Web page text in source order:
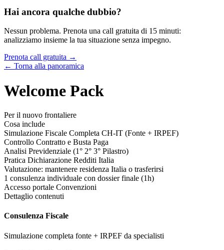
Hai ancora qualche dubbio?
Nessun problema. Prenota una call gratuita di 15 minuti:
analizziamo insieme la tua situazione senza impegno.
Prenota call gratuita →
← Torna alla panoramica
Welcome Pack
Per il nuovo frontaliere
Cosa include
Simulazione Fiscale Completa CH-IT (Fonte + IRPEF)
Controllo Contratto e Busta Paga
Analisi Previdenziale (1° 2° 3° Pilastro)
Pratica Dichiarazione Redditi Italia
Valutazione: mantenere residenza Italia o trasferirsi
1 consulenza individuale con dossier finale (1h)
Accesso portale Convenzioni
Dettaglio contenuti
Consulenza Fiscale
Simulazione completa fonte + IRPEF da specialisti